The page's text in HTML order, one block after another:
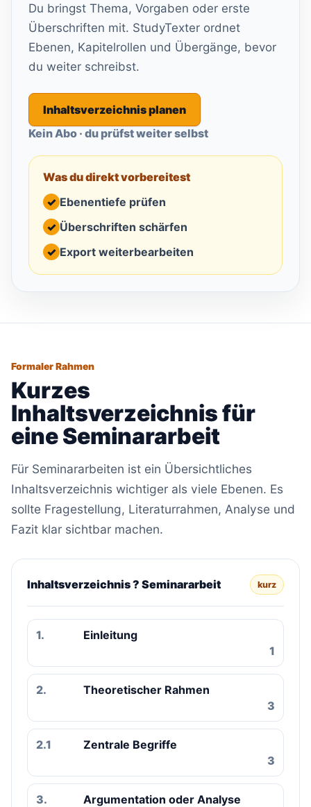
Du bringst Thema, Vorgaben oder erste
Überschriften mit. StudyTexter ordnet
Ebenen, Kapitelrollen und Übergänge, bevor
du weiter schreibst.
Inhaltsverzeichnis planen
Kein Abo · du prüfst weiter selbst
Was du direkt vorbereitest
✓ Ebenentiefe prüfen
✓ Überschriften schärfen
✓ Export weiterbearbeiten
Formaler Rahmen
Kurzes
Inhaltsverzeichnis für
eine Seminararbeit
Für Seminararbeiten ist ein Übersichtliches
Inhaltsverzeichnis wichtiger als viele Ebenen. Es
sollte Fragestellung, Literaturrahmen, Analyse und
Fazit klar sichtbar machen.
Inhaltsverzeichnis ? Seminararbeit kurz
1.
Einleitung
1
2.
Theoretischer Rahmen
3
2.1
Zentrale Begriffe
3
3.
Argumentation oder Analyse